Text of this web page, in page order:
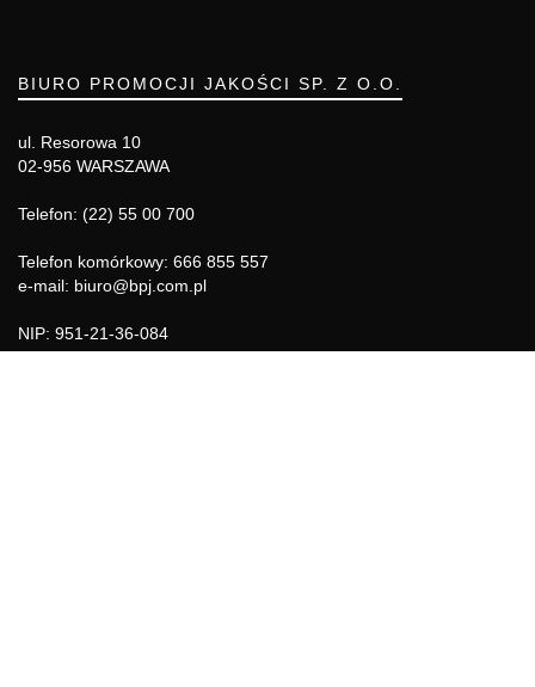
BIURO PROMOCJI JAKOŚCI SP. Z O.O.
ul. Resorowa 10
02-956 WARSZAWA
Telefon: (22) 55 00 700
Telefon komórkowy: 666 855 557
e-mail: biuro@bpj.com.pl
NIP: 951-21-36-084
REGON: 015897725